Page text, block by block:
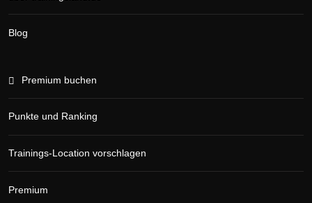
Blog
Premium buchen
Punkte und Ranking
Trainings-Location vorschlagen
Premium